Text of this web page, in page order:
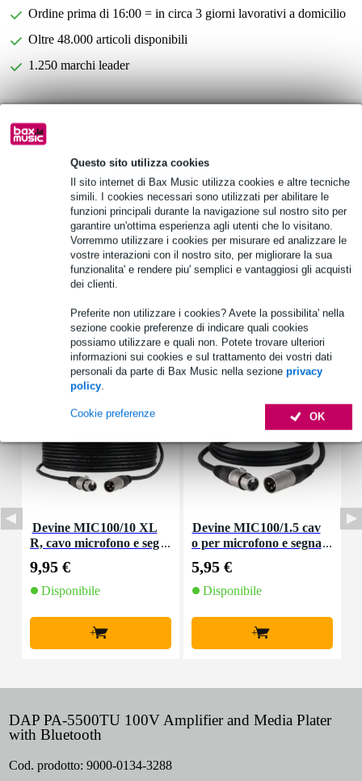
Questo sito utilizza cookies
Il sito internet di Bax Music utilizza cookies e altre tecniche
simili. I cookies necessari sono utilizzati per abilitare le
funzioni principali durante la navigazione sul nostro sito per
garantire un'ottima esperienza agli utenti che lo visitano.
Vorremmo utilizzare i cookies per misurare ed analizzare le
vostre interazioni con il nostro sito, per migliorare la sua
funzionalita' e rendere piu' semplici e vantaggiosi gli acquisti
dei clienti.
Preferite non utilizzare i cookies? Avete la possibilita' nella
sezione cookie preferenze di indicare quali cookies
possiamo utilizzare e quali non. Potete trovare ulteriori
informazioni sui cookies e sul trattamento dei vostri dati
personali da parte di Bax Music nella sezione privacy
policy.
OK
Cookie preferenze
Ordine prima di 16:00 = in circa 3 giorni lavorativi a domicilio
Oltre 48.000 articoli disponibili
1.250 marchi leader
Informazioni sul prodotto
DAP PA-5500TU
Lettore multimediale da 19 pollici con sintonizzatore, DAB+, USB
e Bluetooth
con amplificatore di classe D
Accessori (16)
Devine MIC100/10 XL
R, cavo microfono e seg
9,95 €
Disponibile
+
Devine MIC100/1.5 cav
o per microfono e segna
5,95 €
Disponibile
+
DAP PA-5500TU 100V Amplifier and Media Plater
with Bluetooth
Cod. prodotto: 9000-0134-3288